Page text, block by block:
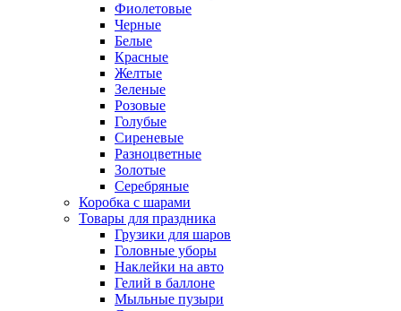
Фиолетовые
Черные
Белые
Красные
Желтые
Зеленые
Розовые
Голубые
Сиреневые
Разноцветные
Золотые
Серебряные
Коробка с шарами
Товары для праздника
Грузики для шаров
Головные уборы
Наклейки на авто
Гелий в баллоне
Мыльные пузыри